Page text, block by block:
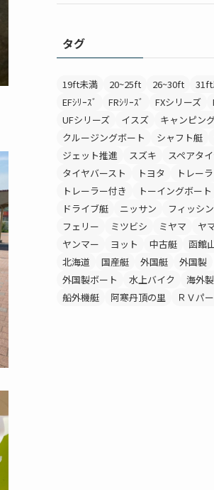
タグ
19ft未満 20~25ft 26~30ft
EFｼﾘｰｽﾞ
FRｼﾘｰｽﾞ FXシリーズ
UFシリーズ
イスズ
キャンピン
クルージングボート
シャフト艇
ジェット推進
スズキ
スペアタ
タイヤバースト
トヨタ
トレー
トレーラー付き
トーイングボート
ドライブ艇
ニッサン
フィッシ
フェリー
ミツビシ ミヤマ
ヤ
ヤンマー
ヨット 中古艇 函館
北海道
国産艇 外国艇
外国製
外国製ボート
水上バイク
海外
船外機艇
阿寒丹頂の里 ＲＶパ